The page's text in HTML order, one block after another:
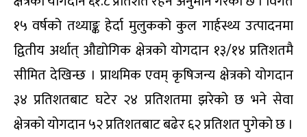
१५ वर्षको तथ्याङ्क हेर्दा मुलुकको कुल गार्हस्थ्य उत्पादनमा
द्वितीय अर्थात् औद्योगिक क्षेत्रको योगदान १३/१४ प्रतिशतमै
सीमित देखिन्छ । प्राथमिक एवम् कृषिजन्य क्षेत्रको योगदान
३४ प्रतिशतबाट घटेर २४ प्रतिशतमा झरेको छ भने सेवा
क्षेत्रको योगदान ५२ प्रतिशतबाट बढेर ६२ प्रतिशत पुगेको छ ।